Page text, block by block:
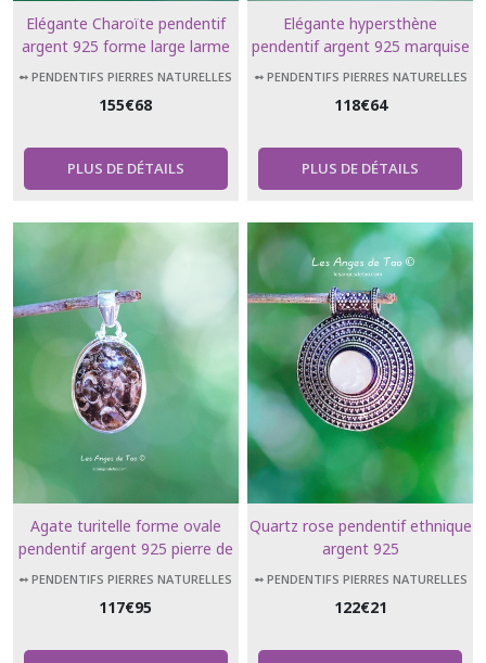
Elégante Charoïte pendentif
argent 925 forme large larme
➻ PENDENTIFS PIERRES NATURELLES
155€68
PLUS DE DÉTAILS
Elégante hypersthène
pendentif argent 925 marquise
➻ PENDENTIFS PIERRES NATURELLES
118€64
PLUS DE DÉTAILS
Agate turitelle forme ovale
pendentif argent 925 pierre de
prospérité
➻ PENDENTIFS PIERRES NATURELLES
117€95
Quartz rose pendentif ethnique
argent 925
➻ PENDENTIFS PIERRES NATURELLES
122€21